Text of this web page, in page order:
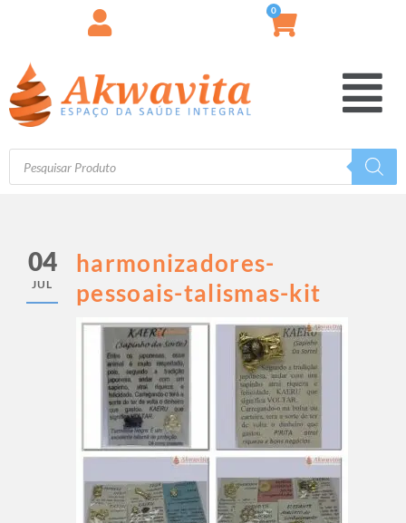
0
04
JUL
harmonizadores-
pessoais-talismas-kit